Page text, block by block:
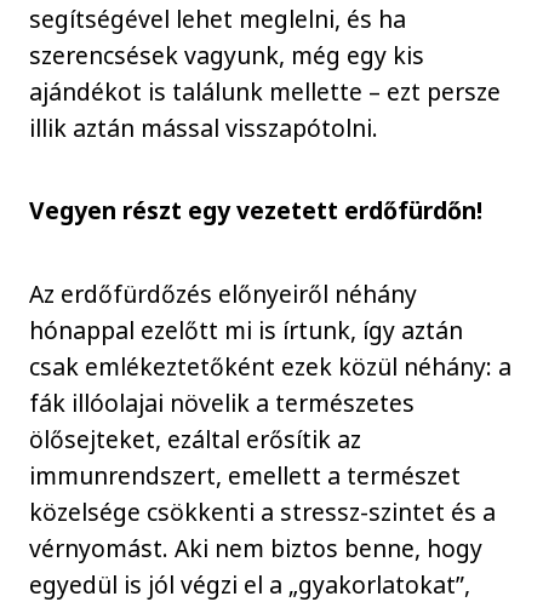
segítségével lehet meglelni, és ha
szerencsések vagyunk, még egy kis
ajándékot is találunk mellette – ezt persze
illik aztán mással visszapótolni.
Vegyen részt egy vezetett erdőfürdőn!
Az erdőfürdőzés előnyeiről néhány
hónappal ezelőtt mi is írtunk, így aztán
csak emlékeztetőként ezek közül néhány: a
fák illóolajai növelik a természetes
ölősejteket, ezáltal erősítik az
immunrendszert, emellett a természet
közelsége csökkenti a stressz-szintet és a
vérnyomást. Aki nem biztos benne, hogy
egyedül is jól végzi el a „gyakorlatokat”,